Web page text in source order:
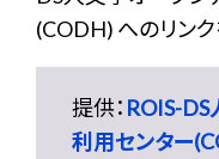
(CODH) へのリンク
提供： ROIS-DS
利用センター